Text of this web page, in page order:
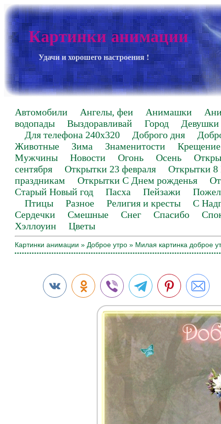
Картинки анимации
Удачи и хорошего настроения !
Автомобили Ангелы, феи Анимашки
водопады
Выздоравливай Город
Девушки
Для телефона 240х320
Доброго дня
Животные
Зима Знаменитости
Крещение
Мужчины
Новости Огонь Осень
сентября
Открытки 23 февраля
Открытки 8
праздникам
Открытки С Днем рожденья
Старый Новый год
Пасха Пейзажи
Птицы
Разное Религия и кресты
С
Сердечки
Смешные Снег Спасибо
Хэллоуин
Цветы
Картинки анимации » Доброе утро » Милая картинка доброе